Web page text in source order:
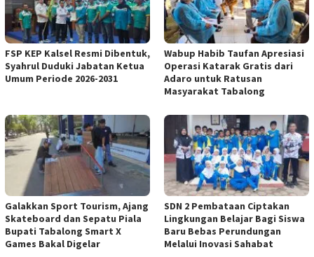
FSP KEP Kalsel Resmi Dibentuk,
Syahrul Duduki Jabatan Ketua
Umum Periode 2026-2031
Wabup Habib Taufan Apresiasi
Operasi Katarak Gratis dari
Adaro untuk Ratusan
Masyarakat Tabalong
Galakkan Sport Tourism, Ajang
Skateboard dan Sepatu Piala
Bupati Tabalong Smart X
Games Bakal Digelar
SDN 2 Pembataan Ciptakan
Lingkungan Belajar Bagi Siswa
Baru Bebas Perundungan
Melalui Inovasi Sahabat